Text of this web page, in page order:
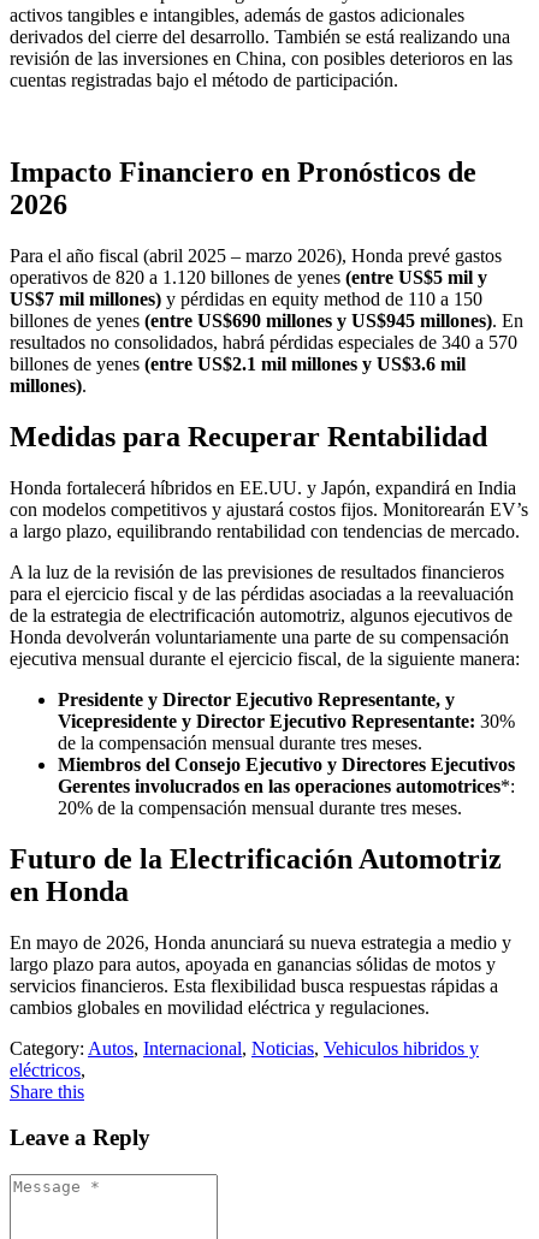
activos tangibles e intangibles, además de gastos adicionales
derivados del cierre del desarrollo. También se está realizando una
revisión de las inversiones en China, con posibles deterioros en las
cuentas registradas bajo el método de participación.
Impacto Financiero en Pronósticos de
2026
Para el año fiscal (abril 2025 – marzo 2026), Honda prevé gastos
operativos de 820 a 1.120 billones de yenes (entre US$5 mil y
US$7 mil millones) y pérdidas en equity method de 110 a 150
billones de yenes (entre US$690 millones y US$945 millones). En
resultados no consolidados, habrá pérdidas especiales de 340 a 570
billones de yenes (entre US$2.1 mil millones y US$3.6 mil
millones).
Medidas para Recuperar Rentabilidad
Honda fortalecerá híbridos en EE.UU. y Japón, expandirá en India
con modelos competitivos y ajustará costos fijos. Monitorearán EV’s
a largo plazo, equilibrando rentabilidad con tendencias de mercado.
A la luz de la revisión de las previsiones de resultados financieros
para el ejercicio fiscal y de las pérdidas asociadas a la reevaluación
de la estrategia de electrificación automotriz, algunos ejecutivos de
Honda devolverán voluntariamente una parte de su compensación
ejecutiva mensual durante el ejercicio fiscal, de la siguiente manera:
Presidente y Director Ejecutivo Representante, y
Vicepresidente y Director Ejecutivo Representante: 30%
de la compensación mensual durante tres meses.
Miembros del Consejo Ejecutivo y Directores Ejecutivos
Gerentes involucrados en las operaciones automotrices*:
20% de la compensación mensual durante tres meses.
Futuro de la Electrificación Automotriz
en Honda
En mayo de 2026, Honda anunciará su nueva estrategia a medio y
largo plazo para autos, apoyada en ganancias sólidas de motos y
servicios financieros. Esta flexibilidad busca respuestas rápidas a
cambios globales en movilidad eléctrica y regulaciones.
Category: Autos, Internacional, Noticias, Vehiculos hibridos y
eléctricos,
Share this
Leave a Reply